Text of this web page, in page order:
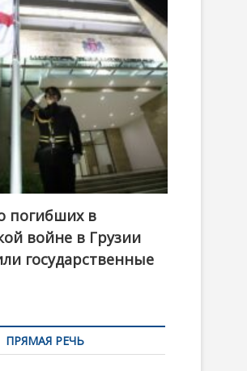
o
n
погибших в
войне в Грузии
государственные
ПРЯМАЯ РЕЧЬ